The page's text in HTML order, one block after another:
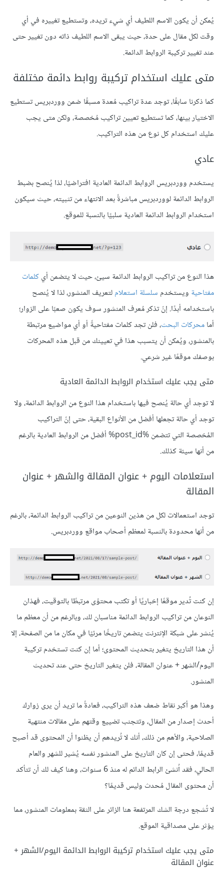
يُمكن أن يكون الاسم اللطيف أي شيء تريده، وتستطيع تغييره في أي
وقت لكل مقال على حدة، حيث يبقى الاسم اللطيف ذاته دون تغيير حتى
عند تغيير تركيبة الروابط الدائمة.
متى عليك استخدام تركيبة روابط دائمة مختلفة
كما ذكرنا سابقًا، توجد عدة تراكيب مُعدة مسبقًا ضمن ووردبريس تستطيع
الاختيار بينها، كما تستطيع تعيين تراكيب مُخصصة، ولكن متى يجب
عليك استخدام كل نوع من هذه التراكيب.
عادي
يستخدم ووردبريس الروابط الدائمة العادية افتراضيًا، لذا يُنصح بضبط
الروابط الدائمة لووردبريس مباشرةً بعد الانتهاء من تثبيته، حيث سيكون
استخدام الروابط الدائمة العادية سلبيًا بالنسبة للموقع.
هذا النوع من تراكيب الروابط الدائمة سيئ، حيث لا يتضمن أيكلمات
مفتاحية ويستخدم سلسلة استعلاملتعريف المنشور، لذا لا يُنصح
باستخدامه أبدًا. إنّ تذكر مُعرف المنشور سوف يكون صعبًا على الزوار؛
أمامحركات البحث، فلن تجد كلمات مفتاحيةً أو أي مواضيع مرتبطة
بالمنشور، ويُمكن أن يتسبب هذا في تعيينك من قبل هذه المحركات
بوصفك موقعًا غير شرعي.
متى يجب عليك استخدام الروابط الدائمة العادية
لا توجد أي حالة يُنصح فيها باستخدام هذا النوع من الروابط الدائمة، ولا
توجد أي حالة تجعلها أفضل من الأنواع البقية، حتى إنّ التراكيب
المُخصصة التي تتضمن %post_id% أفضل من الروابط العادية بالرغم
من أنها سيئة كذلك.
استعلامات اليوم + عنوان المقالة والشهر + عنوان
المقالة
توجد استعمالات لكل من هذين النوعين من تراكيب الروابط الدائمة، بالرغم
من أنها محدودة بالنسبة لمعظم أصحاب مواقع ووردبريس.
إن كنت تُدير موقعًا إخباريًا أو تكتب محتوًى مرتبطًا بالتوقيت، فهذان
النوعان من تراكيب الروابط الدائمة مناسبان لك، وبالرغم من أن معظم ما
يُنشر على شبكة الإنترنت يتضمن تاريخًا مرئيًا في مكان ما من الصفحة، إلا
أن هذا التاريخ يتغير بتحديث المحتوى؛ أما إن كنت تستخدم تركيبة
اليوم/الشهر + عنوان المقالة، فلن يتغير التاريخ حتى عند تحديث
المنشور.
وهذا هو أكبر نقاط ضعف هذه التراكيب، فعادةً ما تريد أن يرى زوارك
أحدث إصدار من المقال، وتتجنب تضييع وقتهم على مقالات منتهية
الصلاحية، والأهم من ذلك، أنك لا تُريدهم أن يظنوا أن المحتوى قد أصبح
قديمًا، فحتى إن كان التاريخ على المنشور نفسه يُشير للشهر والعام
الحالي، فقد اُنشئ الرابط الدائم له منذ 6 سنوات، وهنا كيف لك أن تتأكد
أن محتوى المقال مُحدث وليس قديمًا؟
لا تُشجع درجة الشك المرتفعة هنا الزائر على الثقة بمعلومات المنشور، مما
يؤثر على مصداقية الموقع.
متى يجب عليك استخدام تركيبة الروابط الدائمة اليوم/الشهر +
عنوان المقالة